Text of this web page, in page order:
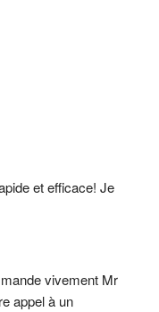
et efficace! Je
vivement Mr
appel à un